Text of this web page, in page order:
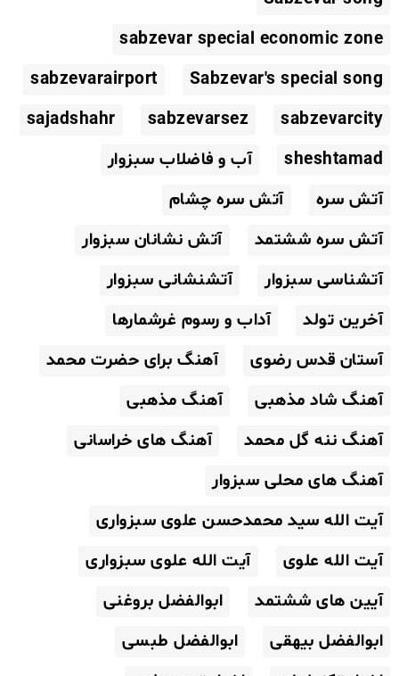
sabzevar special economic zone
Sabzevar's special song
sabzevarairport
sabzevarcity
sabzevarsez
sajadshahr
sheshtamad
آب و فاضلاب سبزوار
آتش سره
آتش سره چشام
آتش سره ششتمد
آتش نشانان سبزوار
آتشناسی سبزوار
آتشنشانی سبزوار
آخرین تولد
آداب و رسوم غرشمارها
آستان قدس رضوی
آهنگ برای حضرت محمد
آهنگ شاد مذهبی
آهنگ مذهبی
آهنگ ننه گل محمد
آهنگ های خراسانی
آهنگ های محلی سبزوار
آیت الله سید محمدحسن علوی سبزواری
آیت الله علوی
آیت الله علوی سبزواری
آیین های ششتمد
ابوالفضل بروغنی
ابوالفضل بیهقی
ابوالفضل طبسی